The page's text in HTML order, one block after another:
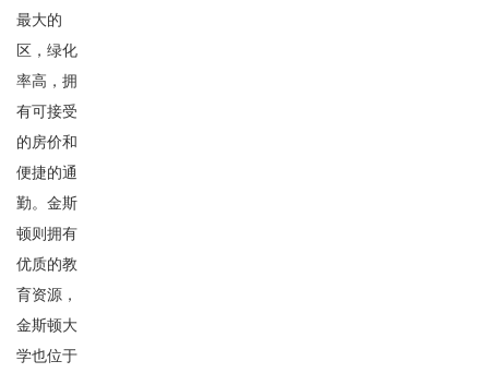
最大的
区，绿化
率高，拥
有可接受
的房价和
便捷的通
勤。金斯
顿则拥有
优质的教
育资源，
金斯顿大
学也位于